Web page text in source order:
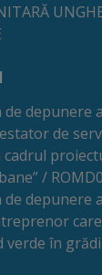
depunere
de
/
depunere
verde în